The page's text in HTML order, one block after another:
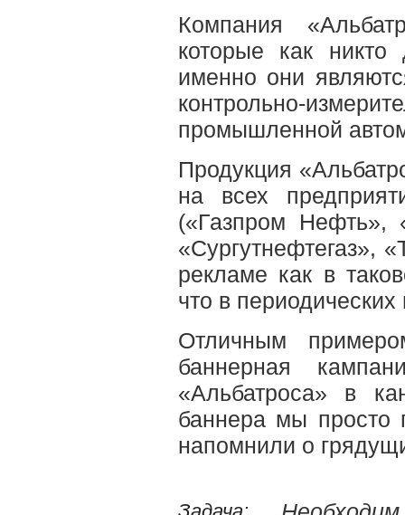
Компания
которые как
именно они
контрольно-
промышленной
Продукция
на всех
(«Газпром Нефть»,
«Сургутнефтегаз»,
рекламе как в
что в
Отличным
баннерная
«Альбатроса» в
баннера мы просто
напомнили о